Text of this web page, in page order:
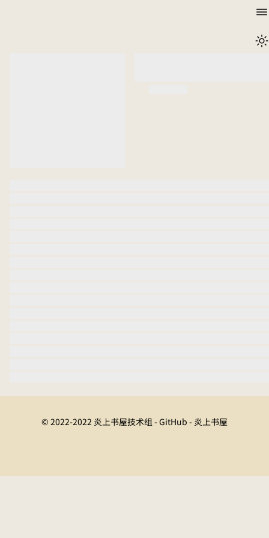
© 2022-2022 炎上书屋技术组 - GitHub - 炎上书屋